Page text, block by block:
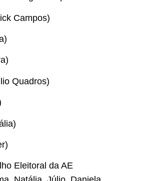
Campos)
Quadros)
Eleitoral da AE